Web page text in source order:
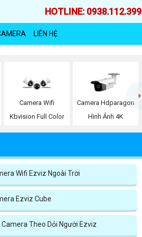
HOTLINE: 0938.112.399
LIÊN HỆ
Camera Wifi
Kbvision Full Color
Camera Hdparagon
Hình Ảnh 4K
Wifi Ezviz Ngoài Trời
Ezviz Cube
Camera Theo Dỏi Người Ezviz